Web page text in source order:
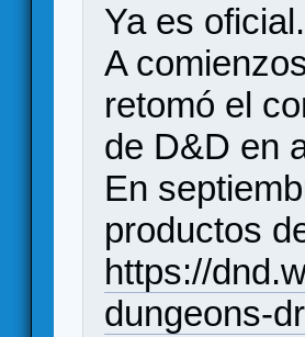
Ya es oficial.
A
retomó el
de D&D en
En
productos
https://
dungeons-